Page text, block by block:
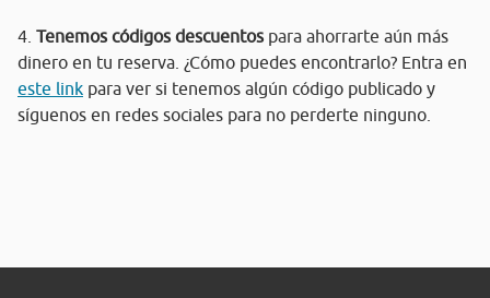
4. Tenemos códigos descuentos para ahorrarte aún más
dinero en tu reserva. ¿Cómo puedes encontrarlo? Entra en
este link para ver si tenemos algún código publicado y
síguenos en redes sociales para no perderte ninguno.